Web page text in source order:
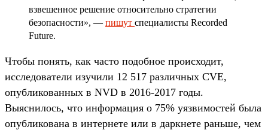
взвешенное решение относительно стратегии
безопасности», — пишут специалисты Recorded
Future.
Чтобы понять, как часто подобное происходит,
исследователи изучили 12 517 различных CVE,
опубликованных в NVD в 2016-2017 годы.
Выяснилось, что информация о 75% уязвимостей была
опубликована в интернете или в даркнете раньше, чем